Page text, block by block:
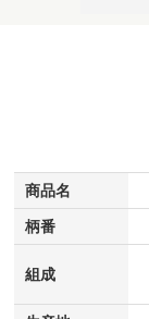
商品名
柄番
組成